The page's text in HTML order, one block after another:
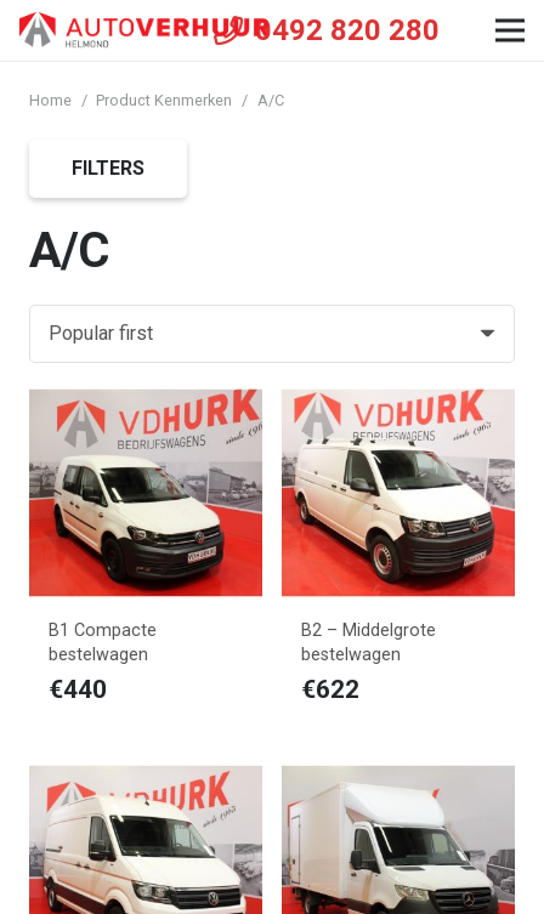
0492 820 280
Home / Product Kenmerken / A/C
A/C
B1 Compacte
bestelwagen
€440
B2 – Middelgrote
bestelwagen
€622
FILTERS